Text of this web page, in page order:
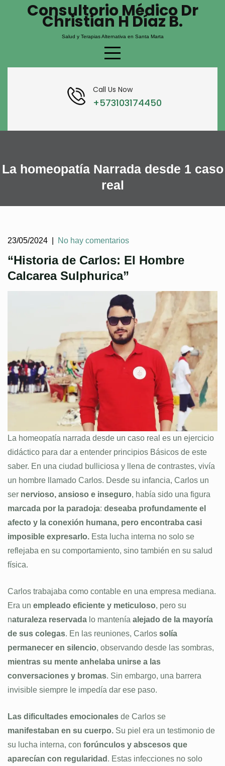
Consultorio Médico Dr
Christian H Díaz B.
Salud y Terapias Alternativa en Santa Marta
Call Us Now
+573103174450
La homeopatía Narrada desde 1 caso
real
23/05/2024 No hay comentarios
“Historia de Carlos: El Hombre
Calcarea Sulphurica”
La homeopatía narrada desde un caso real es un ejercicio
didáctico para dar a entender principios Básicos de este
saber. En una ciudad bulliciosa y llena de contrastes, vivía
un hombre llamado Carlos. Desde su infancia, Carlos un
ser nervioso, ansioso e inseguro, había sido una figura
marcada por la paradoja: deseaba profundamente el
afecto y la conexión humana, pero encontraba casi
imposible expresarlo. Esta lucha interna no solo se
reflejaba en su comportamiento, sino también en su salud
física.
Carlos trabajaba como contable en una empresa mediana.
Era un empleado eficiente y meticuloso, pero su
naturaleza reservada lo mantenía alejado de la mayoría
de sus colegas. En las reuniones, Carlos solía
permanecer en silencio, observando desde las sombras,
mientras su mente anhelaba unirse a las
conversaciones y bromas. Sin embargo, una barrera
invisible siempre le impedía dar ese paso.
Las dificultades emocionales de Carlos se
manifestaban en su cuerpo. Su piel era un testimonio de
su lucha interna, con forúnculos y abscesos que
aparecían con regularidad . Estas infecciones no solo